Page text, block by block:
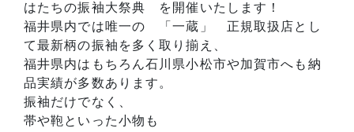
はたちの振袖大祭典 を開催いたします！
福井県内では唯一の 「一蔵」 正規取扱店とし
て最新柄の振袖を多く取り揃え、
福井県内はもちろん石川県小松市や加賀市へも納
品実績が多数あります。
振袖だけでなく、
帯や鞄といった小物も